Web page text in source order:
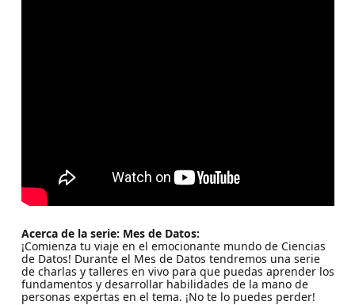
Acerca de la serie: Mes de Datos:
¡Comienza tu viaje en el emocionante mundo de Ciencias
de Datos! Durante el Mes de Datos tendremos una serie
de charlas y talleres en vivo para que puedas aprender los
fundamentos y desarrollar habilidades de la mano de
personas expertas en el tema. ¡No te lo puedes perder!